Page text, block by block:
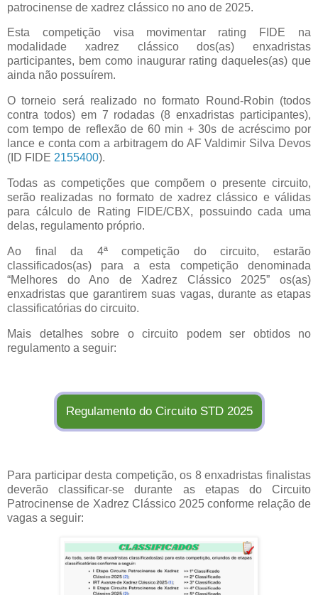
patrocinense de xadrez clássico no ano de 2025.
Esta competição visa movimentar rating FIDE na
modalidade xadrez clássico dos(as) enxadristas
participantes, bem como inaugurar rating daqueles(as) que
ainda não possuírem.
O torneio será realizado no formato Round-Robin (todos
contra todos) em 7 rodadas (8 enxadristas participantes),
com tempo de reflexão de 60 min + 30s de acréscimo por
lance e conta com a arbitragem do AF Valdimir Silva Devos
(ID FIDE 2155400).
Todas as competições que compõem o presente circuito,
serão realizadas no formato de xadrez clássico e válidas
para cálculo de Rating FIDE/CBX, possuindo cada uma
delas, regulamento próprio.
Ao final da 4ª competição do circuito, estarão
classificados(as) para a esta competição denominada
“Melhores do Ano de Xadrez Clássico 2025” os(as)
enxadristas que garantirem suas vagas, durante as etapas
classificatórias do circuito.
Mais detalhes sobre o circuito podem ser obtidos no
regulamento a seguir:
Regulamento do Circuito STD 2025
Para participar desta competição, os 8 enxadristas finalistas
deverão classificar-se durante as etapas do Circuito
Patrocinense de Xadrez Clássico 2025 conforme relação de
vagas a seguir: